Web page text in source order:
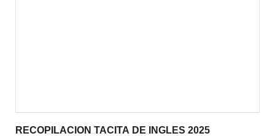
RECOPILACION TACITA DE INGLES 2025